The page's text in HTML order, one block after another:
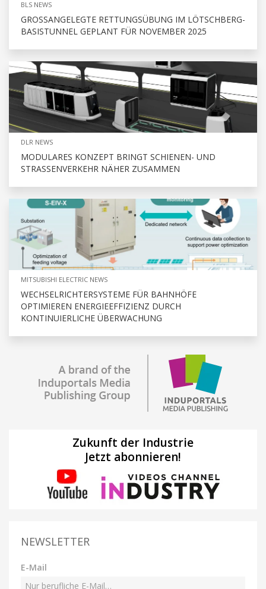
BLS NEWS
GROSSANGELEGTE RETTUNGSÜBUNG IM LÖTSCHBERG-
BASISTUNNEL GEPLANT FÜR NOVEMBER 2025
DLR NEWS
MODULARES KONZEPT BRINGT SCHIENEN- UND
STRASSENVERKEHR NÄHER ZUSAMMEN
MITSUBISHI ELECTRIC NEWS
WECHSELRICHTERSYSTEME FÜR BAHNHÖFE
OPTIMIEREN ENERGIEEFFIZIENZ DURCH
KONTINUIERLICHE ÜBERWACHUNG
Zukunft der Industrie
Jetzt abonnieren!
NEWSLETTER
E-Mail